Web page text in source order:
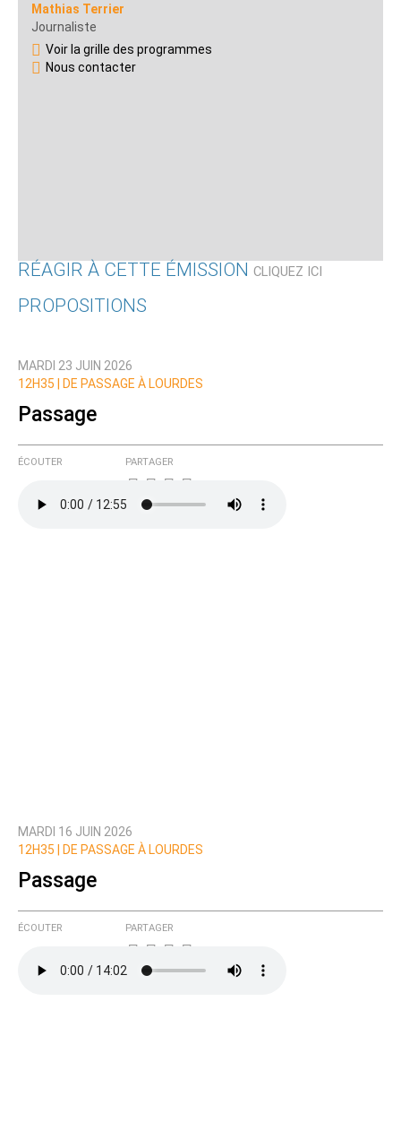
Mathias Terrier
Journaliste
Voir la grille des programmes
Nous contacter
RÉAGIR À CETTE ÉMISSION CLIQUEZ ICI
Nom
Courriel (non publié)
Prévenez-moi de tous les nouveaux commentaires
PROPOSITIONS
MARDI 23 JUIN 2026
12H35 |
DE PASSAGE À LOURDES
Passage
ÉCOUTER PARTAGER
MARDI 16 JUIN 2026
12H35 |
DE PASSAGE À LOURDES
Passage
ÉCOUTER PARTAGER